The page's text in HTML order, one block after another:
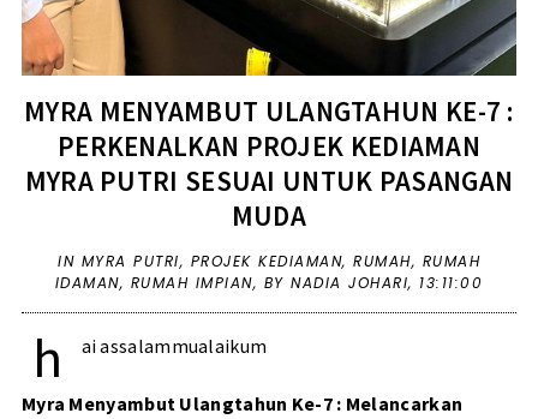
MYRA MENYAMBUT ULANGTAHUN KE-7 :
PERKENALKAN PROJEK KEDIAMAN
MYRA PUTRI SESUAI UNTUK PASANGAN
MUDA
IN MYRA PUTRI, PROJEK KEDIAMAN, RUMAH, RUMAH
IDAMAN, RUMAH IMPIAN, BY NADIA JOHARI, 13:11:00
h ai assalammualaikum
Myra Menyambut Ulangtahun Ke-7 : Melancarkan